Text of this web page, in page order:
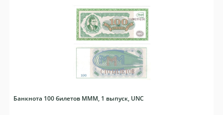
Банкнота 100 билетов МММ, 1 выпуск, UNC